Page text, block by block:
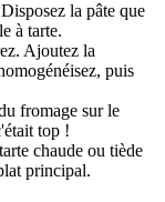
la pâte que
à tarte.
Ajoutez la
puis
fromage sur le
top !
chaude ou tiède
principal.